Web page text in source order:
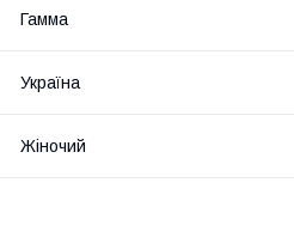
Гамма
Україна
Жіночий